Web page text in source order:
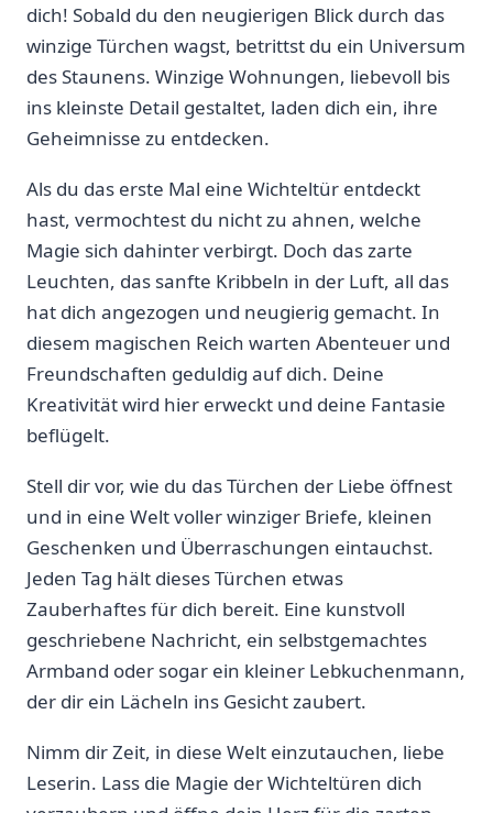
dich! Sobald du den neugierigen Blick durch das
winzige Türchen wagst, betrittst du ein Universum
des Staunens. Winzige Wohnungen, liebevoll bis
ins kleinste Detail gestaltet, laden ‌dich ein, ihre ​
Geheimnisse zu entdecken.
Als du das erste Mal eine​ Wichteltür entdeckt
hast, vermochtest du nicht zu ahnen, welche
Magie sich dahinter verbirgt. Doch das zarte
Leuchten, das sanfte Kribbeln in der Luft, all⁤ das
hat dich angezogen und⁤ neugierig gemacht. In
diesem magischen Reich warten Abenteuer und
Freundschaften geduldig auf dich. ‌Deine
Kreativität wird hier erweckt und deine Fantasie
beflügelt.
Stell‌ dir vor, wie du das Türchen der Liebe öffnest
und in eine Welt voller winziger Briefe, kleinen
Geschenken ‍und⁤ Überraschungen eintauchst.
Jeden Tag hält dieses Türchen etwas
Zauberhaftes für dich bereit. Eine kunstvoll
geschriebene Nachricht, ein ‍selbstgemachtes
Armband oder sogar ein kleiner Lebkuchenmann,
der dir ein ⁣Lächeln ins Gesicht zaubert.
Nimm dir Zeit, in diese Welt einzutauchen, liebe
Leserin. Lass die ‌Magie der ⁢Wichteltüren dich